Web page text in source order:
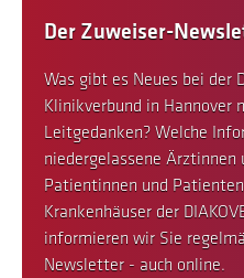
Der Zuweiser-
Was gibt es Neues bei der
Klinikverbund in Hannover
Leitgedanken? Welche
niedergelassene
Patientinnen und
Krankenhäuser der
informieren wir Sie
Newsletter - auch online.